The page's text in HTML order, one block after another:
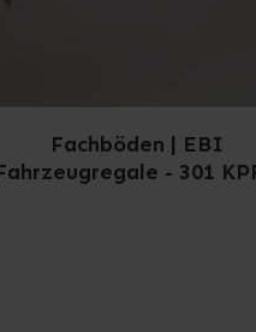
Fachböden | EBI
- 301